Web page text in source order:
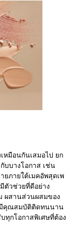
หมือนกันเสมอไป ยก
บบางโอกาส เช่น
ภายใต้เมคอัพสุดเพ
ตัวช่วยที่ดีอย่าง
ผสานส่วนผสมของ
มีคุณสมบัติติดทนนาน
ทุกโอกาสพิเศษที่ต้อง